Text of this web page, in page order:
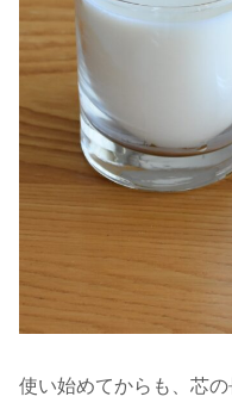
使い始めてからも、芯の